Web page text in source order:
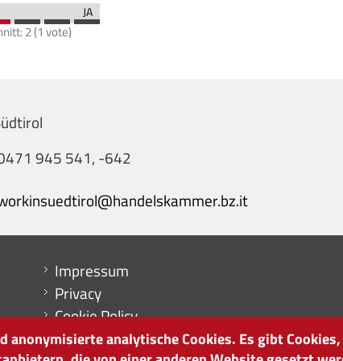
2(1 vote)
945 541, -642
Menu footer
Impressum
Privacy
Cookie Policy
Sitemap
anonymisierte analytische Cookies. Es gibt